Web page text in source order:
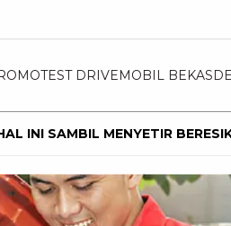
TEST DRIVEMOBIL BEKAS
INI SAMBIL MENYETIR